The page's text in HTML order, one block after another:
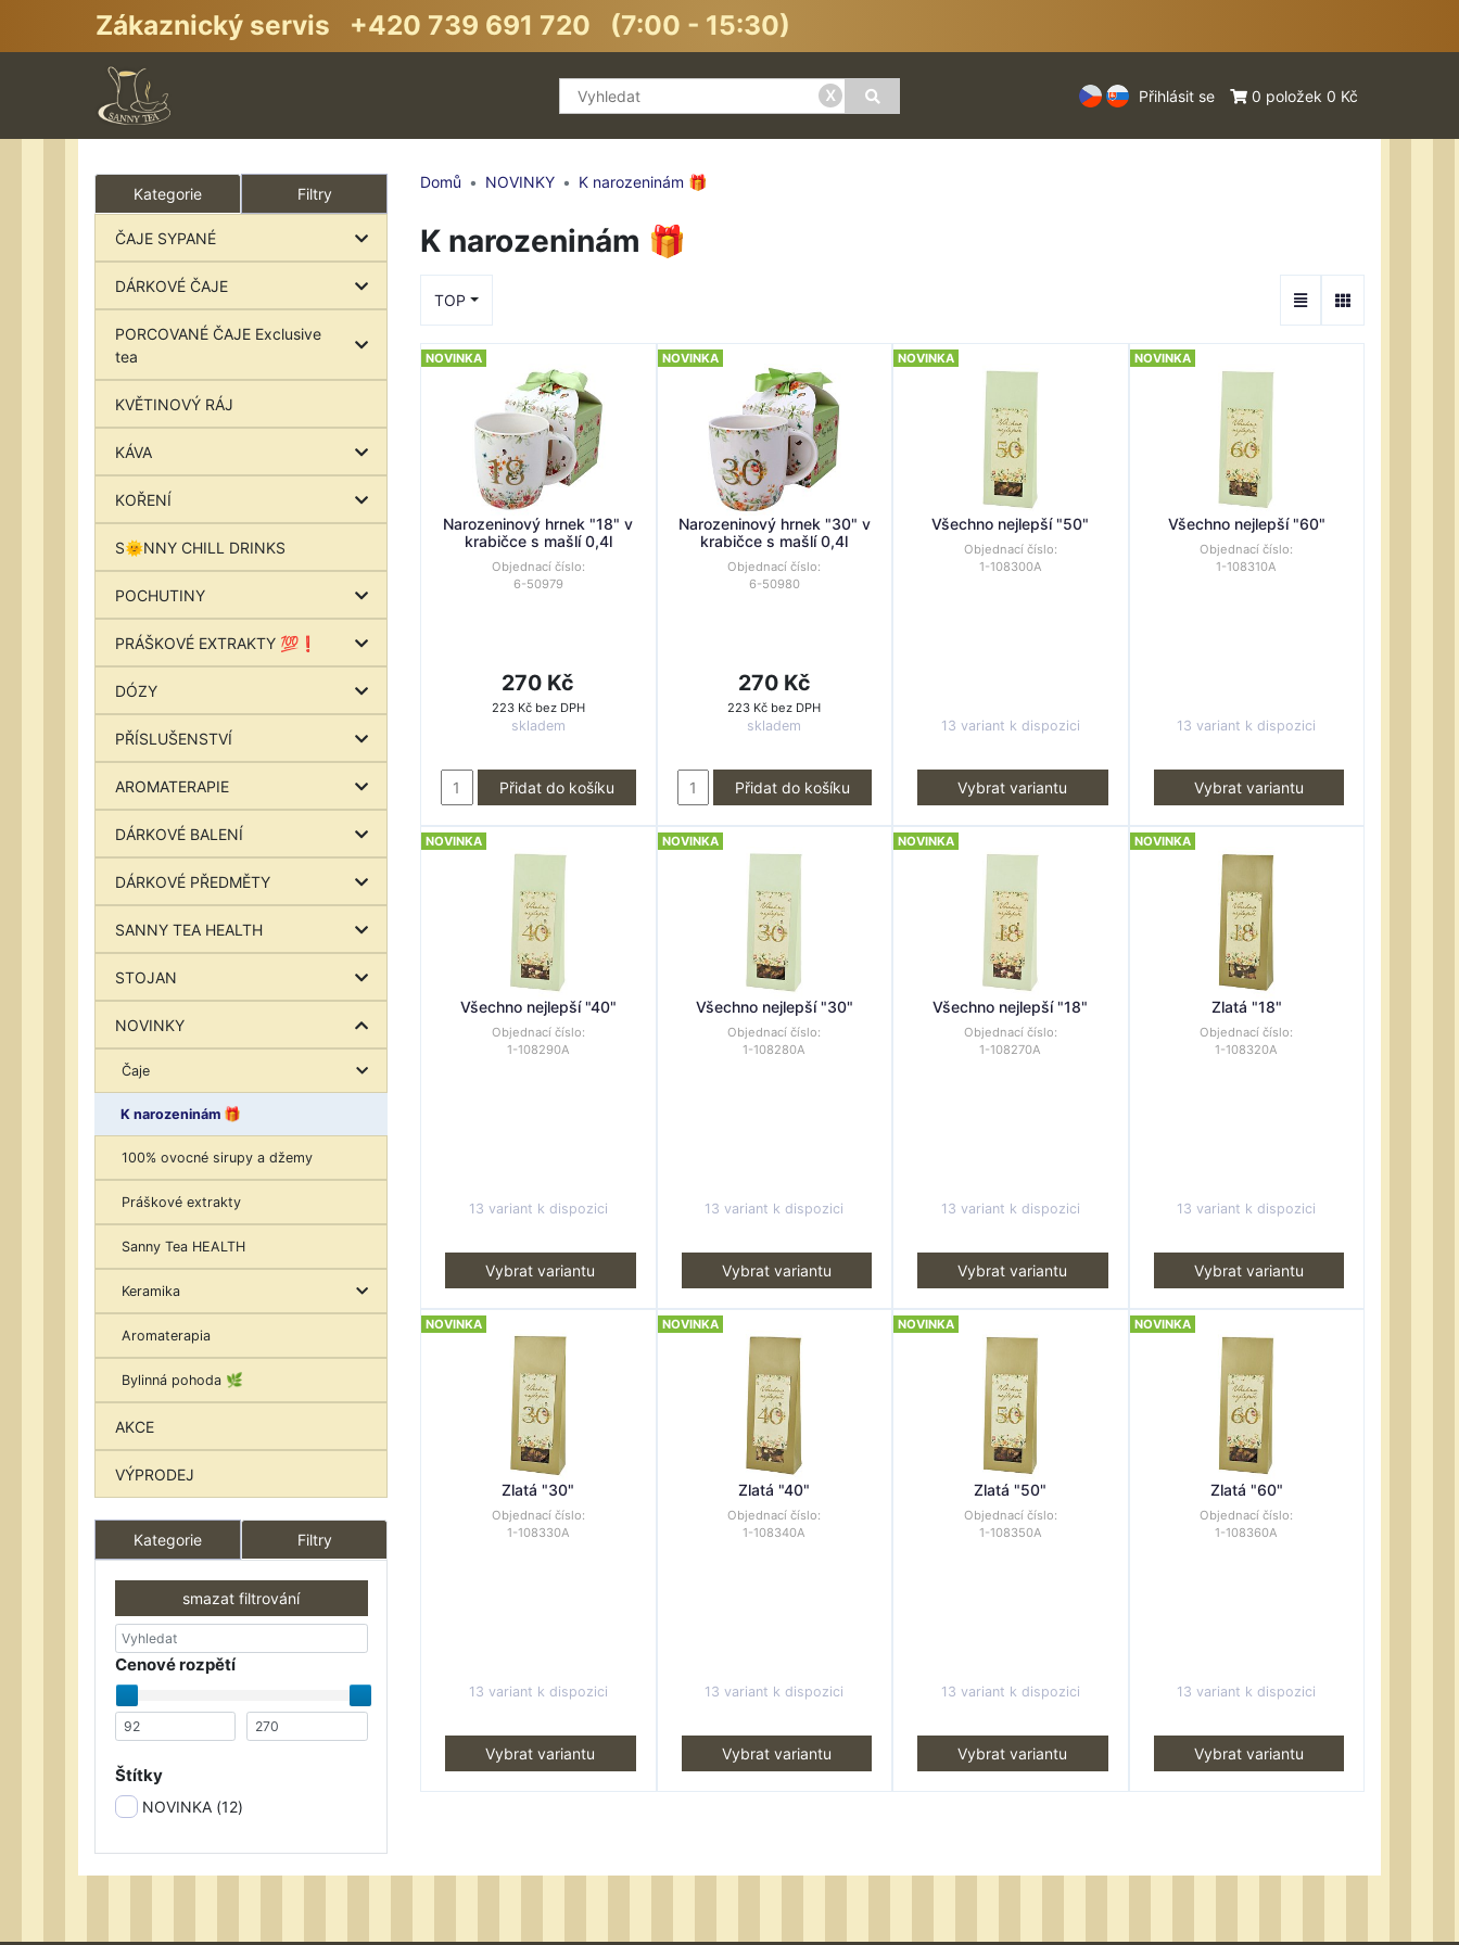
Zákaznický servis +420 739 691 720 (7:00 - 15:30)
x Přihlásit se 0 položek 0 Kč
Kategorie Filtry
ČAJE SYPANÉ
DÁRKOVÉ ČAJE
PORCOVANÉ ČAJE Exclusive
tea
KVĚTINOVÝ RÁJ
KÁVA
KOŘENÍ
S🌞NNY CHILL DRINKS
POCHUTINY
PRÁŠKOVÉ EXTRAKTY 💯❗
DÓZY
PŘÍSLUŠENSTVÍ
AROMATERAPIE
DÁRKOVÉ BALENÍ
DÁRKOVÉ PŘEDMĚTY
SANNY TEA HEALTH
STOJAN
NOVINKY
Čaje
K narozeninám 🎁
100% ovocné sirupy a džemy
Práškové extrakty
Sanny Tea HEALTH
Keramika
Aromaterapia
Bylinná pohoda 🌿
AKCE
VÝPRODEJ
Kategorie Filtry
smazat filtrování
Cenové rozpětí
Štítky
NOVINKA (12)
Domů NOVINKY K narozeninám 🎁
K narozeninám 🎁
TOP
NOVINKA
Narozeninový hrnek "18" v
krabičce s mašlí 0,4l
Objednací číslo:
6-50979
270 Kč
223 Kč bez DPH
skladem
Přidat do košíku
NOVINKA
Narozeninový hrnek "30" v
krabičce s mašlí 0,4l
Objednací číslo:
6-50980
270 Kč
223 Kč bez DPH
skladem
Přidat do košíku
NOVINKA
Všechno nejlepší "50"
Objednací číslo:
1-108300A
13 variant k dispozici
Vybrat variantu
NOVINKA
Všechno nejlepší "60"
Objednací číslo:
1-108310A
13 variant k dispozici
Vybrat variantu
NOVINKA
Všechno nejlepší "40"
Objednací číslo:
1-108290A
13 variant k dispozici
Vybrat variantu
NOVINKA
Všechno nejlepší "30"
Objednací číslo:
1-108280A
13 variant k dispozici
Vybrat variantu
NOVINKA
Všechno nejlepší "18"
Objednací číslo:
1-108270A
13 variant k dispozici
Vybrat variantu
NOVINKA
Zlatá "18"
Objednací číslo:
1-108320A
13 variant k dispozici
Vybrat variantu
NOVINKA
Zlatá "30"
Objednací číslo:
1-108330A
13 variant k dispozici
Vybrat variantu
NOVINKA
Zlatá "40"
Objednací číslo:
1-108340A
13 variant k dispozici
Vybrat variantu
NOVINKA
Zlatá "50"
Objednací číslo:
1-108350A
13 variant k dispozici
Vybrat variantu
NOVINKA
Zlatá "60"
Objednací číslo:
1-108360A
13 variant k dispozici
Vybrat variantu